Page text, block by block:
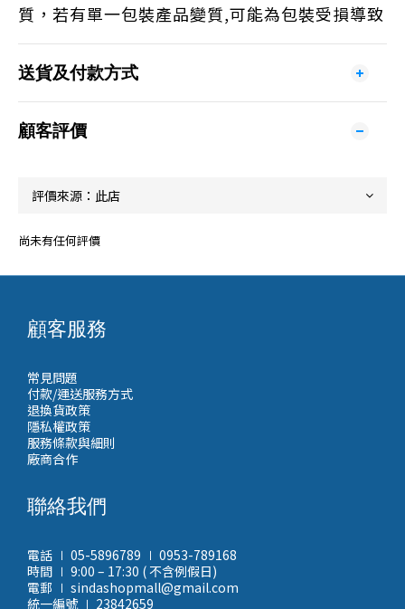
質，若有單一包裝產品變質,可能為包裝受損導致
送貨及付款方式
顧客評價
尚未有任何評價
顧客服務
常見問題
付款/運送服務方式
退換貨政策
隱私權政策
服務條款與細則
廠商合作
聯絡我們
電話 ∣ 05-5896789 ∣ 0953-789168
時間 ∣ 9:00 – 17:30 ( 不含例假日)
電郵 ∣ sindashopmall@gmail.com
統一編號 ∣ 23842659